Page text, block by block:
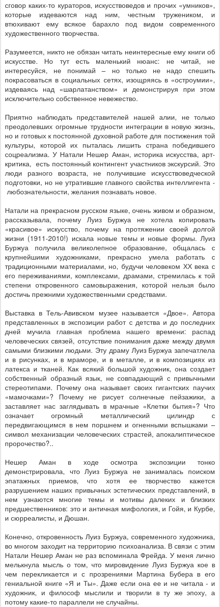
сговор каких-то кураторов, искусствоведов и прочих «умников»,
которые издеваются над ним, честным тружеником, и
втюхивают ему всякое барахло под видом современного
художественного творчества.
Разумеется, никто не обязан читать неинтересные ему книги об
искусстве. Но тут есть маленький нюанс: не читай, не
интересуйся, не понимай – но только не надо спешить
покрасоваться в социальных сетях, изощряясь в «остроумии»,
издеваясь над «шарлатанством» и демонстрируя при этом
исключительно собственное невежество.
Приятно наблюдать представителей нашей алии, не только
преодолевших огромные трудности интеграции в новую жизнь,
но и готовых к постоянной духовной работе для постижения той
культуры, которой их пыталась лишить страна победившего
соцреализма. У Натали Нешер Аман, историка искусства, арт-
критика, есть постоянный контингент участников экскурсий. Это
люди разного возраста, не получившие искусствоведческой
подготовки, но не утратившие главного свойства интеллигента -
любознательности, желания познавать новое.
Натали на прекрасном русском языке, очень живом и образном,
рассказывала, почему Луиз Буржуа не хотела копировать
«красивое» искусство, почему на протяжении своей долгой
жизни (1911-2010!) искала новые темы и новые формы. Луиз
Буржуа получила великолепное образование, общалась с
крупнейшими художниками, прекрасно умела работать с
традиционными материалами, но, будучи человеком ХХ века с
его переживаниями, комплексами, драмами, стремилась к той
степени откровенного самовыражения, которой нельзя было
достичь прежними художественными средствами.
Выставка в Тель-Авивском музее называется «Двое». Автора
представленных в экспозиции работ с детства и до последних
дней мучила главная проблема нашего времени: распад
человеческих связей, отсутствие понимания даже между двумя
самыми близкими людьми. Эту драму Луиз Буржуа запечатлела
и в рисунках, и в мраморе, и в металле, и в композициях из
латекса и тканей. Как всякий большой художник, она создает
собственный образный язык, не совпадающий с привычными
стереотипами. Почему она называет своих гигантских паучих
«мамочками»? Почему не рисует солнечные пейзажики, а
заставляет нас заглядывать в мрачные «Клетки бытия»? Что
означает огромный металлический цилиндр с
передвигающимся в нем поршнем и огненными вспышками –
символ механизации человеческих страстей, апокалиптическое
пророчество?..
Нешер Аман в ходе осмотра экспозиции тонко
демонстрировала, что Луиз Буржуа не занималась поиском
эпатажных приемов, что хотя ее творчество кажется
разрушением наших привычных эстетических представлений, в
нем узнаются многие темы и мотивы далеких и близких
предшественников: это и античная мифология, и Гойя, и Курбе,
и сюрреалисты, и Дюшан.
Конечно, откровенность Луиз Буржуа, современного художника,
во многом заходит на территорию психоанализа. В связи с этим
Натали Нешер Аман не раз вспоминала Фрейда. У меня лично
мелькнула мысль о том, что мировидение Луиз Буржуа кое в
чем перекликается и с прозрениями Мартина Бубера в его
гениальной книге «Я и Ты». Даже если она ее и не читала - и
художник, и философ мыслили и творили в ту же эпоху, а
потому какие-то параллели не случайны.